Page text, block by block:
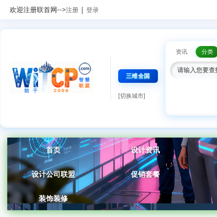
欢迎注册联首网-->注册 | 登录
三维全国
[切换城市]
资讯 分类
首页 设计资讯
设计公司联盟 促销套餐
装饰装修